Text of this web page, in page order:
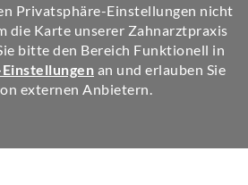
Privatsphäre-Einstellungen nicht
die Karte unserer Zahnarztpraxis
bitte den Bereich Funktionell in
an und erlauben Sie
externen Anbietern.